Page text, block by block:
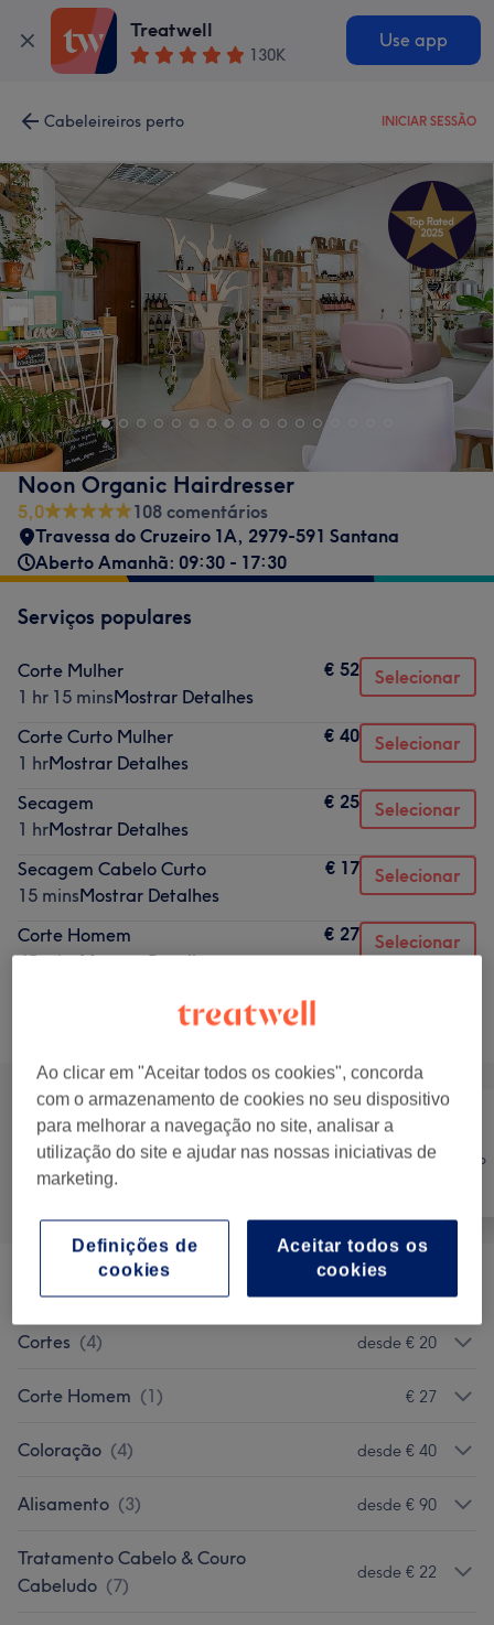
Treatwell
130K
Use app
Cabeleireiros perto INICIAR SESSÃO
Noon Organic Hairdresser
5,0
108 comentários
Travessa do Cruzeiro 1A, 2979-591 Santana
Aberto Amanhã: 09:30 - 17:30
Serviços populares
Corte Mulher
1 hr 15 minsMostrar Detalhes
€ 52 Selecionar
Corte Curto Mulher
1 hrMostrar Detalhes
€ 40 Selecionar
Secagem
1 hrMostrar Detalhes
€ 25 Selecionar
Secagem Cabelo Curto
15 minsMostrar Detalhes
€ 17 Selecionar
Corte Homem
45 minsMostrar Detalhes
€ 27 Selecionar
Tudo
Cabeleireiro e
Tratamento
Cortes (4) desde € 20
Corte Homem (1) € 27
Coloração (4) desde € 40
Alisamento (3) desde € 90
Tratamento Cabelo & Couro
Cabeludo (7)
desde € 22
Ao clicar em "Aceitar todos os cookies", concorda
com o armazenamento de cookies no seu dispositivo
para melhorar a navegação no site, analisar a
utilização do site e ajudar nas nossas iniciativas de
marketing.
Aceitar todos os
cookies
Definições de
cookies